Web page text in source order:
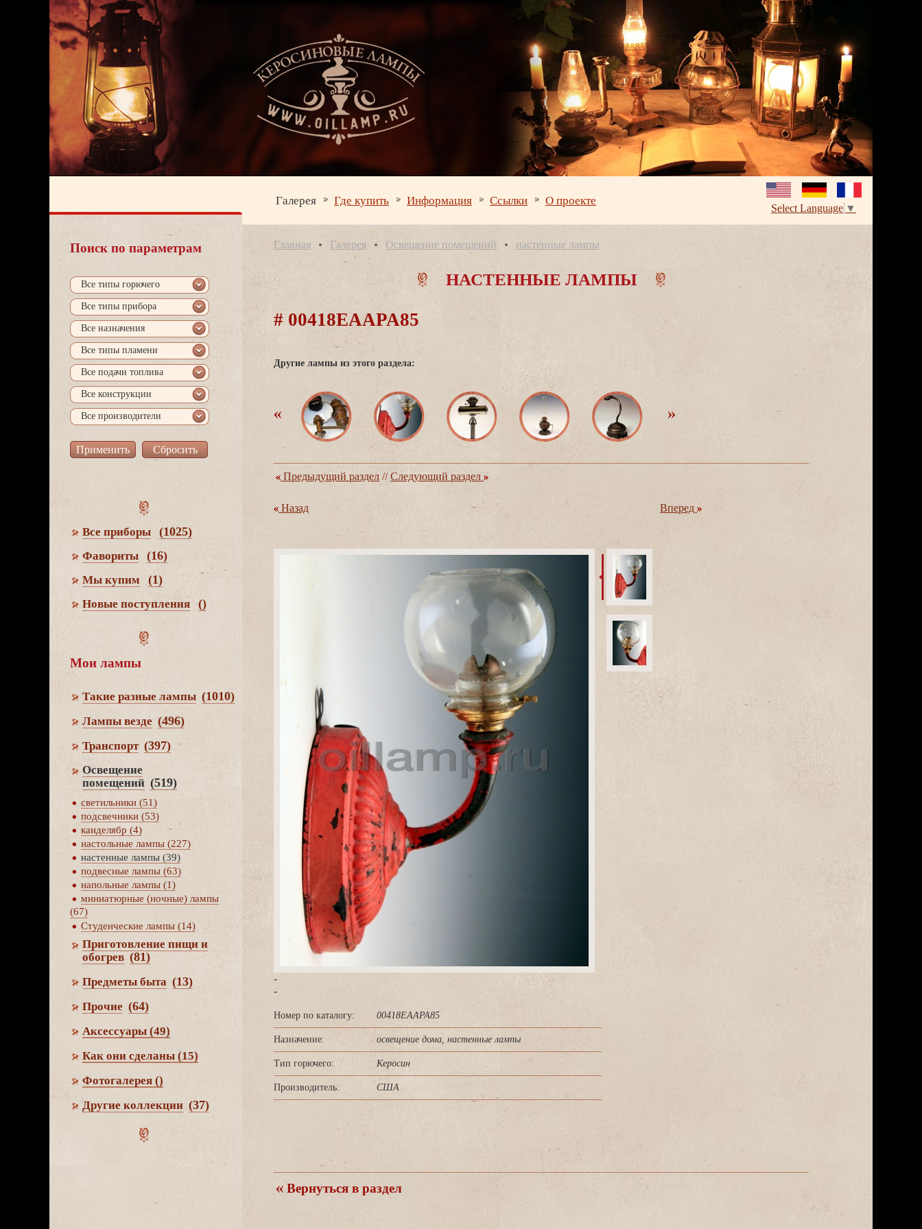
Галерея Где купить Информация Ссылки О проекте
Select Language ▼
Поиск по параметрам
се типы горючего
се типы прибора
се назначения
се типы пламени
се подачи топлива
се конструкции
се производители
се приборы (1025)
Фавориты (16)
Мы купим (1)
Новые поступления ()
Мои лампы
Такие разные лампы (1010)
Лампы везде (496)
Транспорт (397)
Освещение
помещений (519)
светильники (51)
подсвечники (53)
канделябр (4)
настольные лампы (227)
настенные лампы (39)
подвесные лампы (63)
напольные лампы (1)
миниатюрные (ночные) лампы
(67)
Студенческие лампы (14)
Приготовление пищи и
обогре (81)
Предметы быта (13)
Прочие (64)
Аксессуары (49)
Как они сделаны (15)
Фотогалерея ()
Другие коллекции (37)
Главная Галерея Освещение помещений настенные лампы
НАСТЕННЫЕ ЛАМПЫ
# 00418EAAPA85
Другие лампы из этого раздела:
Предыдущий раздел //Следующий раздел
Назад перед
-
-
Номер по каталогу: 00418EAAPA85
Назначение: освещение дома, настенные лампы
Тип горючего: Керосин
Производитель: США
ернуться в раздел